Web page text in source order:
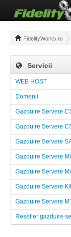
FidelityWorks.ro
Servicii
WEB HOST
Domenii
Gazduire Servere
Gazduire Servere
Gazduire Servere
Gazduire Servere
Gazduire Servere
Gazduire Servere
Gazduire Servere
Reseller gazduire